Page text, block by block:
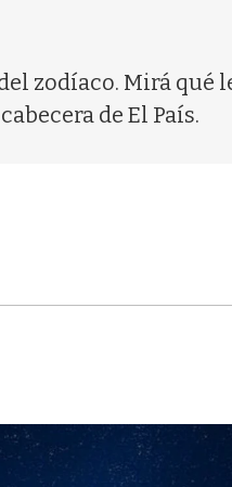
zodíaco. Mirá qué
de El País.